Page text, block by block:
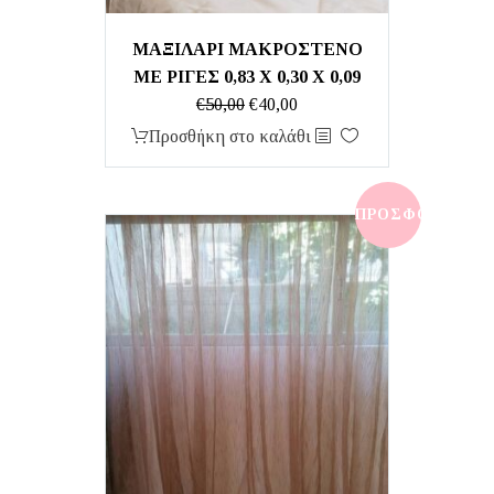
ΜΑΞΙΛΑΡΙ ΜΑΚΡΟΣΤΕΝΟ
ΜΕ ΡΙΓΕΣ 0,83 Χ 0,30 Χ 0,09
€50,00 Original
price
€40,00Η
τρέχουσα
€40,00.
Προσθήκη στο καλάθι
ΠΡΟΣΦΟΡΆ!